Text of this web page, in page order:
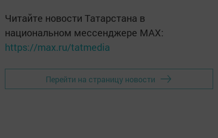
Читайте новости Татарстана в
национальном мессенджере MАХ:
https://max.ru/tatmedia
Перейти на страницу новости